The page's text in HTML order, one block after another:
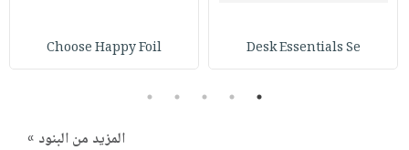
Desk Essentials Se
Choose Happy Foil
1
2
3
4
5
المزيد من البنود »